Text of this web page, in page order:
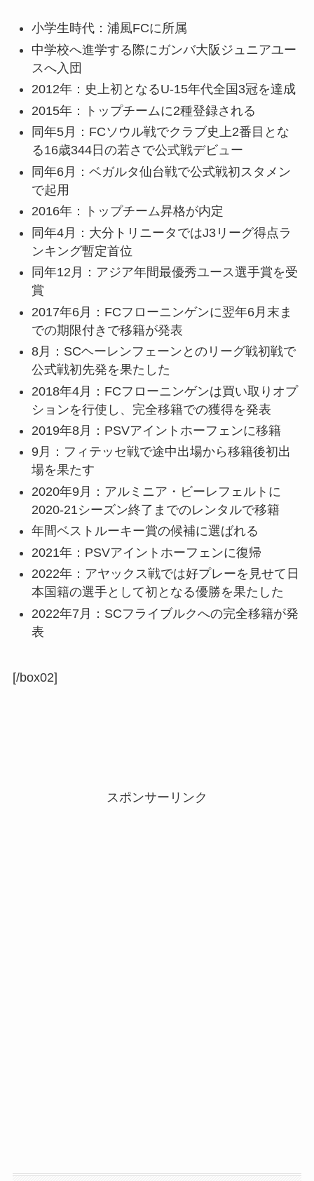
小学生時代：浦風FCに所属
中学校へ進学する際にガンバ大阪ジュニアユー
スへ入団
2012年：史上初となるU-15年代全国3冠を達成
2015年：トップチームに2種登録される
同年5月：FCソウル戦でクラブ史上2番目とな
る16歳344日の若さで公式戦デビュー
同年6月：ベガルタ仙台戦で公式戦初スタメン
で起用
2016年：トップチーム昇格が内定
同年4月：大分トリニータではJ3リーグ得点ラ
ンキング暫定首位
同年12月：アジア年間最優秀ユース選手賞を受
賞
2017年6月：FCフローニンゲンに翌年6月末ま
での期限付きで移籍が発表
8月：SCヘーレンフェーンとのリーグ戦初戦で
公式戦初先発を果たした
2018年4月：FCフローニンゲンは買い取りオプ
ションを行使し、完全移籍での獲得を発表
2019年8月：PSVアイントホーフェンに移籍
9月：フィテッセ戦で途中出場から移籍後初出
場を果たす
2020年9月：アルミニア・ビーレフェルトに
2020-21シーズン終了までのレンタルで移籍
年間ベストルーキー賞の候補に選ばれる
2021年：PSVアイントホーフェンに復帰
2022年：アヤックス戦では好プレーを見せて日
本国籍の選手として初となる優勝を果たした
2022年7月：SCフライブルクへの完全移籍が発
表
[/box02]
スポンサーリンク